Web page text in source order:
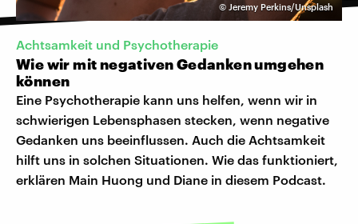
© Jeremy Perkins/Unsplash
Achtsamkeit und Psychotherapie
Wie wir mit negativen Gedanken umgehen
können
Eine Psychotherapie kann uns helfen, wenn wir in
schwierigen Lebensphasen stecken, wenn negative
Gedanken uns beeinflussen. Auch die Achtsamkeit
hilft uns in solchen Situationen. Wie das funktioniert,
erklären Main Huong und Diane in diesem Podcast.